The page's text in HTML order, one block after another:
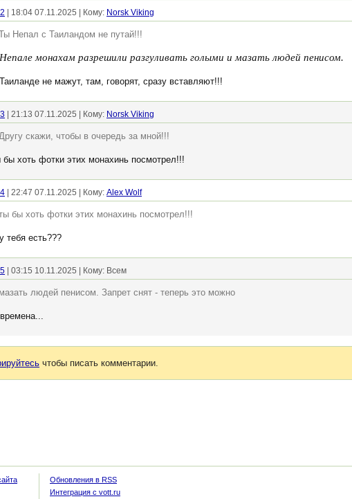
| 18:04 07.11.2025 | Кому: Norsk Viking
Непал с Таиландом не путай!!!
монахам разрешили разгуливать голыми и мазать людей пенисом.
не мажут, там, говорят, сразу вставляют!!!
| 21:13 07.11.2025 | Кому: Norsk Viking
скажи, чтобы в очередь за мной!!!
бы хоть фотки этих монахинь посмотрел!!!
| 22:47 07.11.2025 | Кому: Alex Wolf
бы хоть фотки этих монахинь посмотрел!!!
тебя есть???
| 03:15 10.11.2025 | Кому: Всем
людей пенисом. Запрет снят - теперь это можно
чтобы писать комментарии.
Обновления в RSS
Интеграция с vott.ru